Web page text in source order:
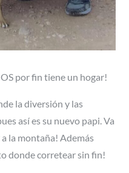
por fin tiene un hogar!
la diversión y las
así es su nuevo papi. Va
a la montaña! Además
donde corretear sin fin!